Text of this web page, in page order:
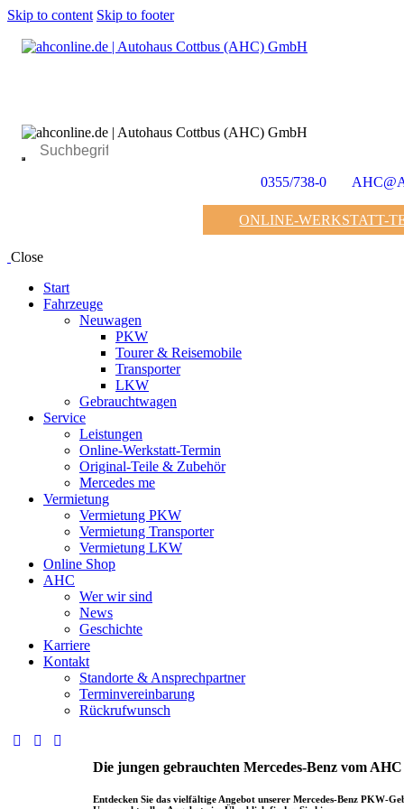
Skip to content Skip to footer
0355/738-0
ONLINE-WERKSTATT-
Close
Start
Fahrzeuge
Neuwagen
PKW
Tourer & Reisemobile
Transporter
LKW
Gebrauchtwagen
Service
Leistungen
Online-Werkstatt-Termin
Original-Teile & Zubehör
Mercedes me
Vermietung
Vermietung PKW
Vermietung Transporter
Vermietung LKW
Online Shop
AHC
Wer wir sind
News
Geschichte
Karriere
Kontakt
Standorte & Ansprechpartner
Terminvereinbarung
Rückrufwunsch
Die jungen gebrauchten Mercedes-Benz vom AHC
Entdecken Sie das vielfältige Angebot unserer Mercedes-Benz PKW-